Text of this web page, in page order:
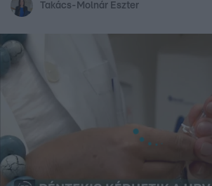
Takács-Molnár Eszter